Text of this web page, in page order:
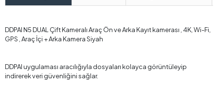
DDPAI N5 DUAL Çift Kameralı Araç Ön ve Arka Kayıt kamerası , 4K, Wi-Fi,
GPS , Araç İçi + Arka Kamera Siyah
DDPAI uygulaması aracılığıyla dosyaları kolayca görüntüleyip
indirerek veri güvenliğini sağlar.